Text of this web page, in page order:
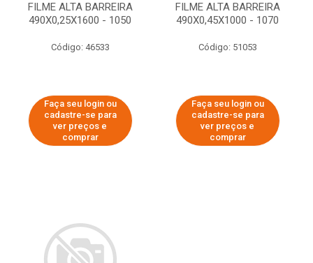
FILME ALTA BARREIRA
490X0,25X1600 - 1050
Código: 46533
Faça seu login ou
cadastre-se para
ver preços e
comprar
FILME ALTA BARREIRA
490X0,45X1000 - 1070
Código: 51053
Faça seu login ou
cadastre-se para
ver preços e
comprar